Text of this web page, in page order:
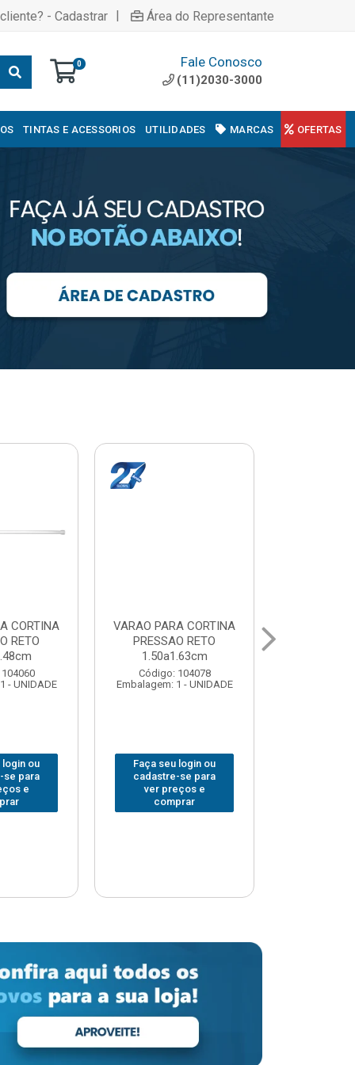
- Cadastrar | Área do Representante
0 Fale Conosco
(11)2030-3000
TINTAS E ACESSORIOS UTILIDADES MARCAS OFERTAS
CORTINA
RETO
- UNIDADE
login ou
se para
e
VARAL PARA TETO
MAXEB ACO 1.40m
Código: 104086
Embalagem: 1 - UNIDADE
Faça seu login ou
cadastre-se para
ver preços e
comprar